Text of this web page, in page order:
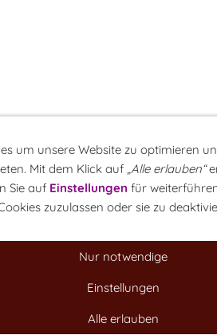
um unsere Website zu optimieren
Mit dem Klick auf „Alle erlauben“
Sie auf Einstellungen für
zuzulassen oder sie zu
Nur notwendige
Einstellungen
Alle erlauben